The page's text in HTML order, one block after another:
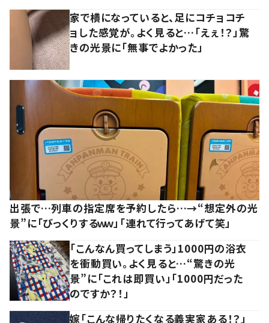
家で横になっていると、足にコチョコチ
ョした感覚が。よく見ると…「えぇ！？」驚
きの光景に「無事でよかった」
出張で…列車の指定席を予約したら…→“想定外の光
景”に「びっくりするｗｗ」「連れて行ってあげて笑」
「こんなん買ってしまう」1000円の浴衣
を衝動買い。よく見ると…“驚きの光
景”に「これは即買い」「1000円だった
のですか？！」
嫁「こんな帰りたくなる義実家ある！？」